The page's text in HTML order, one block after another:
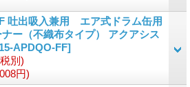
吐出吸入兼用 エア式ドラム缶用
ー（不織布タイプ） アクアシス
APDQO-FF]
別)
円)